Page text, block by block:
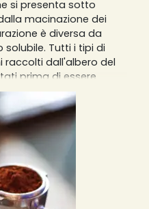
si presenta sotto
macinazione dei
è diversa da
Tutti i tipi di
dall'albero del
prima di essere
estrarre il massimo
diversi tipi di caffè
aromatizzato, e ogni
si rispetti richiede una
un risultato in tazza
fine darà un risultato
da caffè
molto fine,